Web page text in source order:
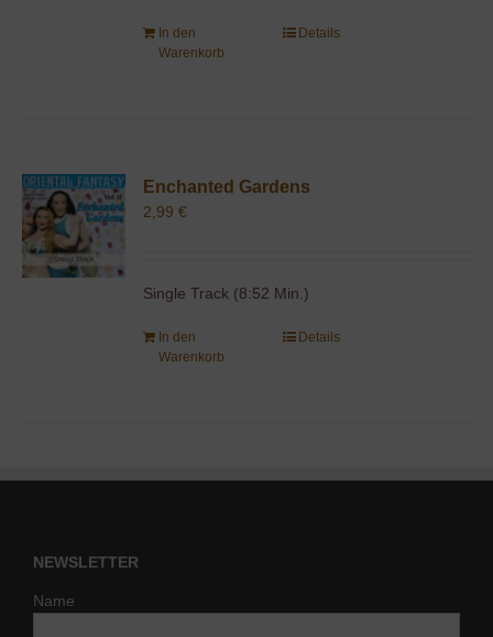
In den
Warenkorb
Details
Enchanted Gardens
2,99€
Single Track (8:52 Min.)
In den
Warenkorb
Details
NEWSLETTER
Name